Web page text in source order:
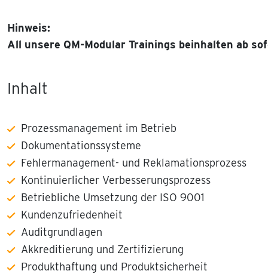
Hinweis:
All unsere QM-Modular Trainings beinhalten ab
Inhalt
Prozessmanagement im Betrieb
Dokumentationssysteme
Fehlermanagement- und Reklamationsprozess
Kontinuierlicher Verbesserungsprozess
Betriebliche Umsetzung der ISO 9001
Kundenzufriedenheit
Auditgrundlagen
Akkreditierung und Zertifizierung
Produkthaftung und Produktsicherheit